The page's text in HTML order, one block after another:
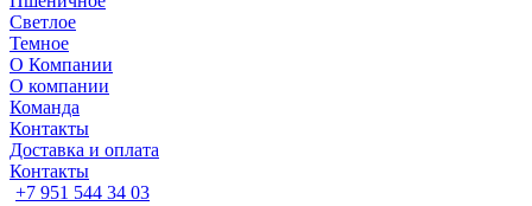
Светлое
Темное
О Компании
О компании
Команда
Контакты
Доставка и оплата
Контакты
+7 951 544 34 03